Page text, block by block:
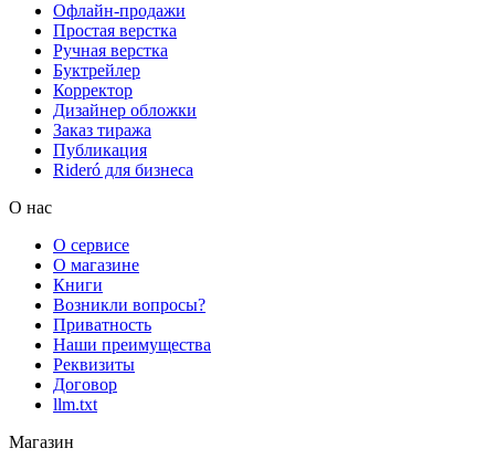
Офлайн-продажи
Простая верстка
Ручная верстка
Буктрейлер
Корректор
Дизайнер обложки
Заказ тиража
Публикация
Rideró для бизнеса
О нас
О сервисе
О магазине
Книги
Возникли вопросы?
Приватность
Наши преимущества
Реквизиты
Договор
llm.txt
Магазин